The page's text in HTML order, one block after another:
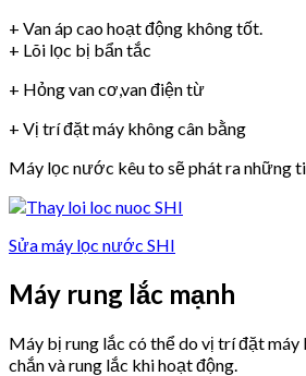
+ Van áp cao hoạt động không tốt.
+ Lõi lọc bị bẩn tắc
+ Hỏng van cơ,van điện từ
+ Vị trí đặt máy không cân bằng
Máy lọc nước kêu to sẽ phát ra những
Sửa máy lọc nước SHI
Máy rung lắc mạnh
Máy bị rung lắc có thể do vị trí đặt máy
chắn và rung lắc khi hoạt động.